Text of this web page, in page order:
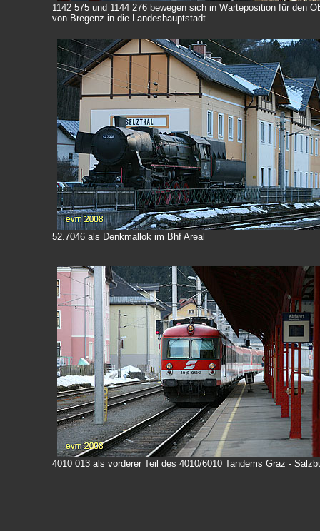
1142 575 und 1144 276 bewegen sich in Warteposition für den
von Bregenz in die Landeshauptstadt...
52.7046 als Denkmallok im Bhf Areal
4010 013 als vorderer Teil des 4010/6010 Tandems Graz -